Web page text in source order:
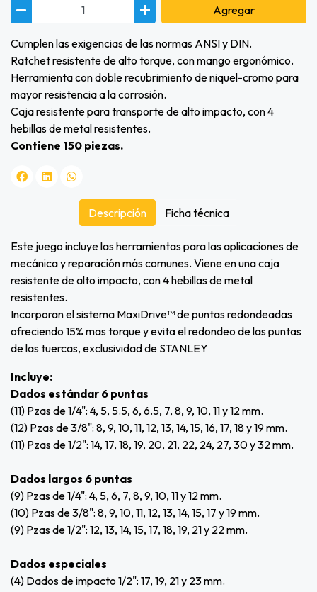
Agregar
Cumplen las exigencias de las normas ANSI y DIN.
Ratchet resistente de alto torque, con mango ergonómico.
Herramienta con doble recubrimiento de niquel-cromo para
mayor resistencia a la corrosión.
Caja resistente para transporte de alto impacto, con 4
hebillas de metal resistentes.
Contiene 150 piezas.
Este juego incluye las herramientas para las aplicaciones de
mecánica y reparación más comunes. Viene en una caja
resistente de alto impacto, con 4 hebillas de metal
resistentes.
Incorporan el sistema MaxiDrive™ de puntas redondeadas
ofreciendo 15% mas torque y evita el redondeo de las puntas
de las tuercas, exclusividad de STANLEY
Incluye:
Dados estándar 6 puntas
(11) Pzas de 1/4": 4, 5, 5.5, 6, 6.5, 7, 8, 9, 10, 11 y 12 mm.
(12) Pzas de 3/8": 8, 9, 10, 11, 12, 13, 14, 15, 16, 17, 18 y 19 mm.
(11) Pzas de 1/2": 14, 17, 18, 19, 20, 21, 22, 24, 27, 30 y 32 mm.
Dados largos 6 puntas
(9) Pzas de 1/4": 4, 5, 6, 7, 8, 9, 10, 11 y 12 mm.
(10) Pzas de 3/8": 8, 9, 10, 11, 12, 13, 14, 15, 17 y 19 mm.
(9) Pzas de 1/2": 12, 13, 14, 15, 17, 18, 19, 21 y 22 mm.
Dados especiales
(4) Dados de impacto 1/2": 17, 19, 21 y 23 mm.
Descripción Ficha técnica